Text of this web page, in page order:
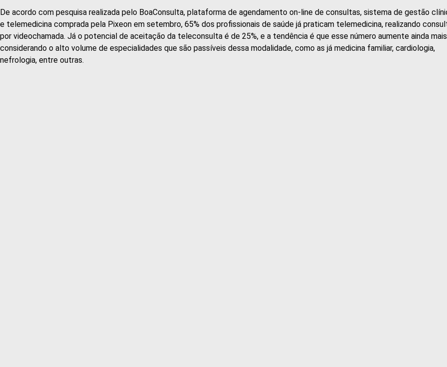
De acordo com pesquisa realizada pelo BoaConsulta, plataforma de agendamento on-line de consultas, sistema de gestão
e telemedicina comprada pela Pixeon em setembro, 65% dos profissionais de saúde já praticam telemedicina, realizando
por videochamada. Já o potencial de aceitação da teleconsulta é de 25%, e a tendência é que esse número aumente ainda
considerando o alto volume de especialidades que são passíveis dessa modalidade, como as já medicina familiar, cardiologia,
nefrologia, entre outras.